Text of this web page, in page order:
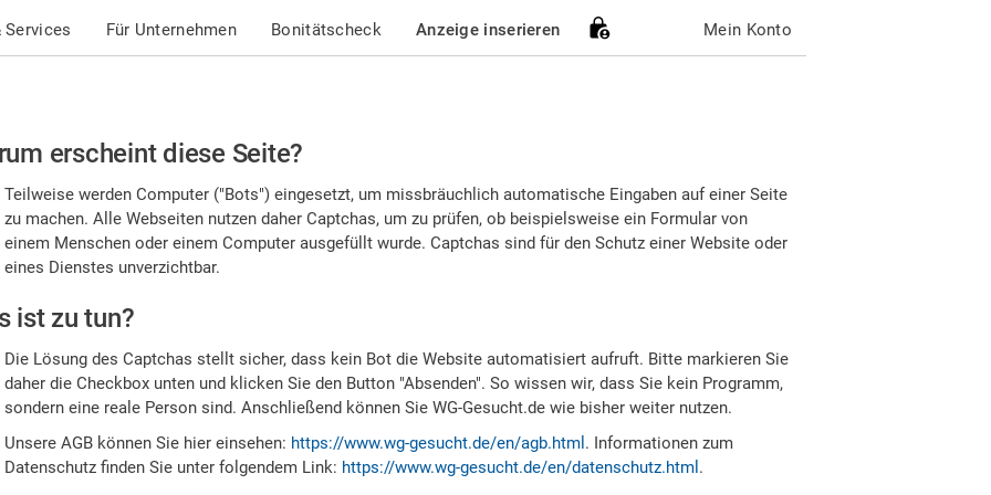
Services Für Unternehmen Bonitätscheck Anzeige inserieren Mein Konto
erscheint diese Seite?
Teilweise werden Computer ("Bots") eingesetzt, um missbräuchlich automatische Eingaben auf einer Seite
zu machen. Alle Webseiten nutzen daher Captchas, um zu prüfen, ob beispielsweise ein Formular von
einem Menschen oder einem Computer ausgefüllt wurde. Captchas sind für den Schutz einer Website oder
eines Dienstes unverzichtbar.
ist zu tun?
Die Lösung des Captchas stellt sicher, dass kein Bot die Website automatisiert aufruft. Bitte markieren Sie
daher die Checkbox unten und klicken Sie den Button "Absenden". So wissen wir, dass Sie kein Programm,
sondern eine reale Person sind. Anschließend können Sie WG-Gesucht.de wie bisher weiter nutzen.
Unsere AGB können Sie hier einsehen: https://www.wg-gesucht.de/en/agb.html . Informationen zum
Datenschutz finden Sie unter folgendem Link: https://www.wg-gesucht.de/en/datenschutz.html .